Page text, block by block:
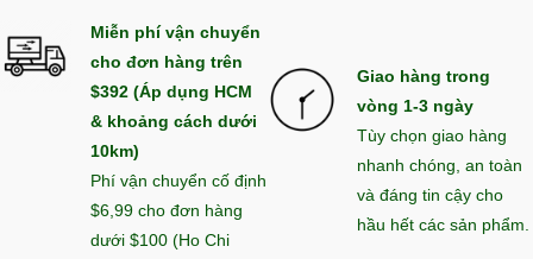
Miễn phí vận chuyển
cho đơn hàng trên
$392 (Áp dụng HCM
& khoảng cách dưới
10km)
Phí vận chuyển cố định
$6,99 cho đơn hàng
dưới $100 (Ho Chi
Giao hàng trong
vòng 1-3 ngày
Tùy chọn giao hàng
nhanh chóng, an toàn
và đáng tin cậy cho
hầu hết các sản phẩm.